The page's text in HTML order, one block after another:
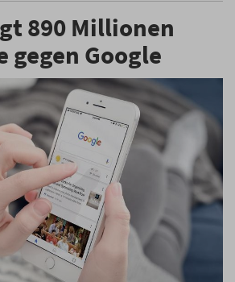
890 Millionen
gegen Google